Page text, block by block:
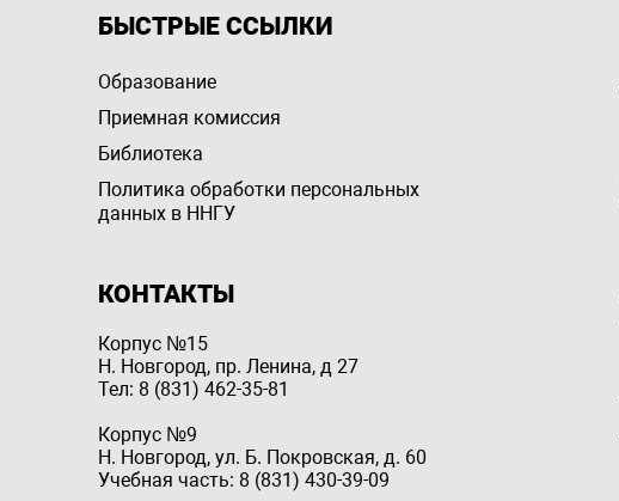
БЫСТРЫЕ ССЫЛКИ
Образование
Приемная комиссия
Библиотека
Политика обработки персональных
данных в ННГУ
КОНТАКТЫ
Корпус №15
Н. Новгород, пр. Ленина, д 27
Тел: 8 (831) 462-35-81
Корпус №9
Н. Новгород, ул. Б. Покровская, д. 60
Учебная часть: 8 (831) 430-39-09